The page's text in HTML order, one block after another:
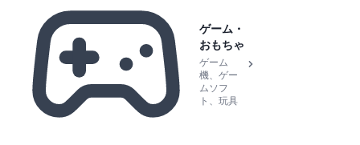
ゲーム・
おもちゃ
ゲーム
機、ゲー
ムソフ
ト、玩具